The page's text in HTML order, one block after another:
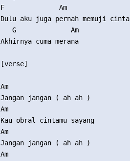
F              Am
Dulu aku juga pernah memuji cinta
   G              Am
Akhirnya cuma merana
[verse]
Am
Jangan jangan ( ah ah )
Am
Kau obral cintamu sayang
Am
Jangan jangan ( ah ah )
Am